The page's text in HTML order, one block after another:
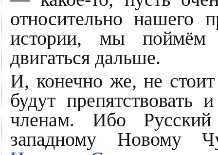
относительно нашего
истории, мы поймём
двигаться дальше.
И, конечно же, не
будут препятствовать
членам. Ибо
западному Новому